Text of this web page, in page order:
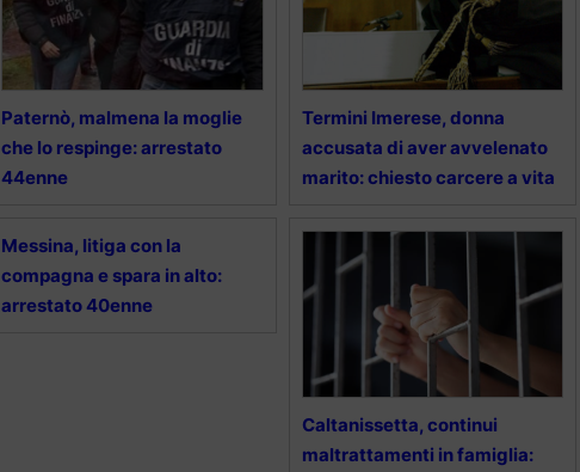
Paternò, malmena la moglie
che lo respinge: arrestato
44enne
Termini Imerese, donna
accusata di aver avvelenato
marito: chiesto carcere a vita
Messina, litiga con la
compagna e spara in alto:
arrestato 40enne
Caltanissetta, continui
maltrattamenti in famiglia: